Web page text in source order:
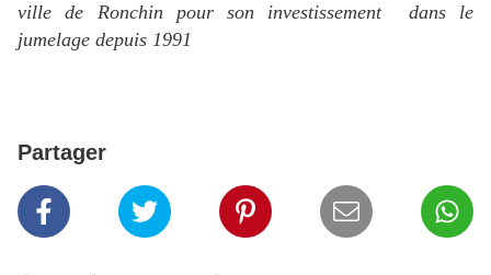
ville de Ronchin pour son investissement dans le
jumelage depuis 1991
Partager